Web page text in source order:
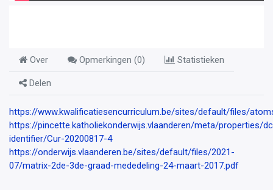
Over Opmerkingen (0) Statistieken
Delen
https://www.kwalificatiesencurriculum.be/sites/default/files/
https://pincette.katholiekonderwijs.vlaanderen/meta/properties/
identifier/Cur-20200817-4
https://onderwijs.vlaanderen.be/sites/default/files/2021-
07/matrix-2de-3de-graad-mededeling-24-maart-2017.pdf